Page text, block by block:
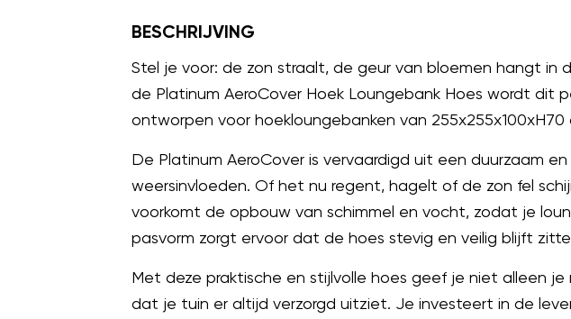
BESCHRIJVING
Stel je voor: de zon straalt, de geur van bloemen hangt in
de Platinum AeroCover Hoek Loungebank Hoes wordt
ontworpen voor hoekloungebanken van
De Platinum AeroCover is vervaardigd uit een duurzaam
weersinvloeden. Of het nu regent, hagelt of de zon fel
voorkomt de opbouw van schimmel en vocht, zodat je
pasvorm zorgt ervoor dat de hoes stevig en veilig blijft
Met deze praktische en stijlvolle hoes geef je niet alleen
dat je tuin er altijd verzorgd uitziet. Je investeert in de